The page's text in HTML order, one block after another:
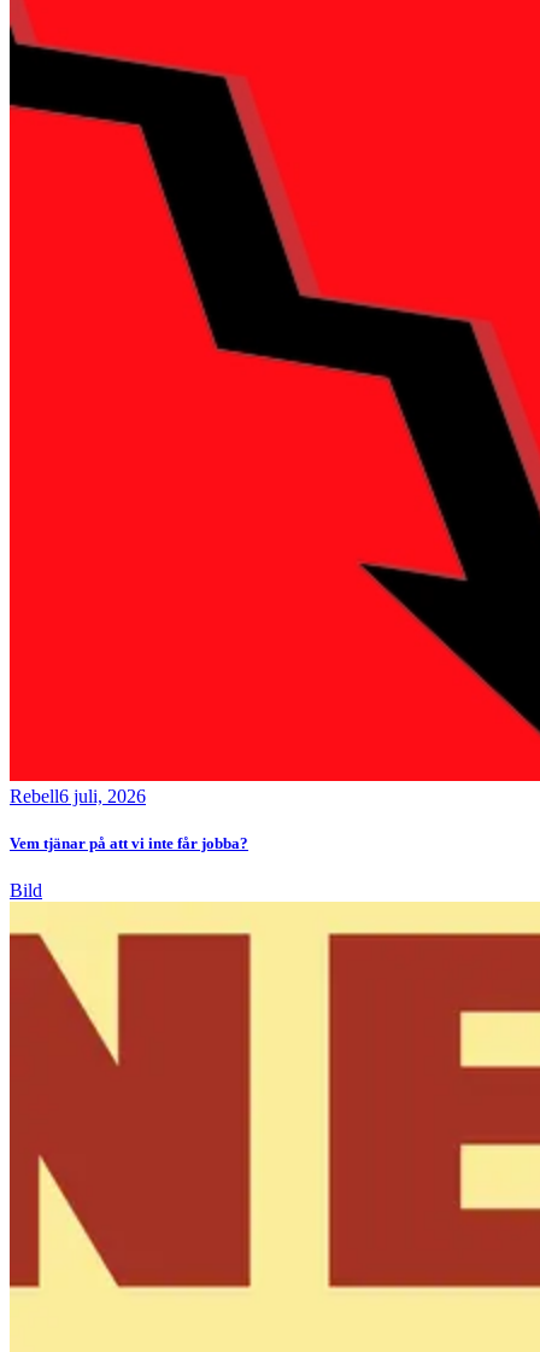
Rebell6 juli, 2026
Vem tjänar på att vi inte får jobba?
Bild